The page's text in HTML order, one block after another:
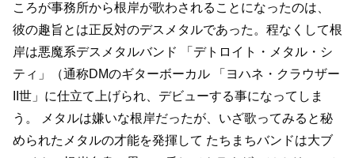
ころが事務所から根岸が歌わされることになったのは、
彼の趣旨とは正反対のデスメタルであった。程なくして根
岸は悪魔系デスメタルバンド
「デトロイト・メタル・シ
ティ」（通称DMのギターボーカル 「ヨハネ・クラウザー
II世」に仕立て上げられ、デビューする事になってしま
う。
メタルは嫌いな根岸だったが、いざ歌ってみると秘
められたメタルの才能を発揮して たちまちバンドは大ブ